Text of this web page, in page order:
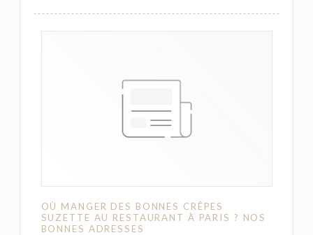
OÙ MANGER DES BONNES CRÊPES
SUZETTE AU RESTAURANT À PARIS ? NOS
BONNES ADRESSES